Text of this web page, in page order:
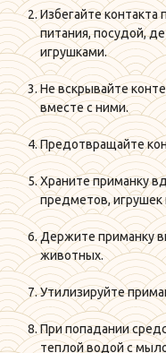
Избегайте
питания, посудой,
игрушками.
Не вскрывайте
вместе с ними.
Предотвращайте
Храните приманку
предметов, игрушек
Держите приманку
животных.
Утилизируйте
При попадании
теплой водой с